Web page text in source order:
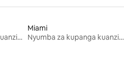
Nyumba za kupanga kuanzia mwezi mmoja
Miami
Nyumba za kupanga kuanzia mwezi mmoja